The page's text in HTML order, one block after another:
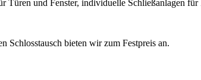
und Fenster, individuelle Schließanlagen
Schlosstausch bieten wir zum Festpreis an.